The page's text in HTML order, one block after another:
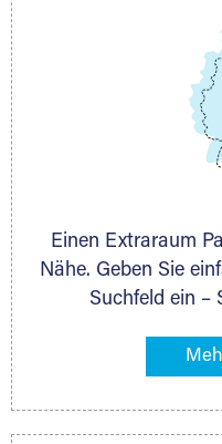
DMG
www.dmg-ag.com
Einen Extraraum
Nähe. Geben Sie
Suchfeld ein –
Lagermöglichkeiten
direkt online